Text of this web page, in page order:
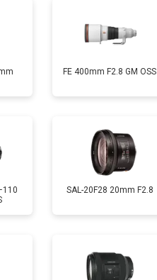
FE 400mm F2.8 GM OSS
SAL-20F28 20mm F2.8